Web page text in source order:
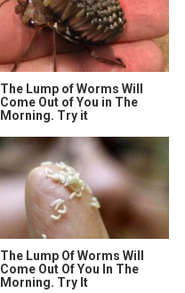
The Lump of Worms Will
Come Out of You in The
Morning. Try it
The Lump Of Worms Will
Come Out Of You In The
Morning. Try It